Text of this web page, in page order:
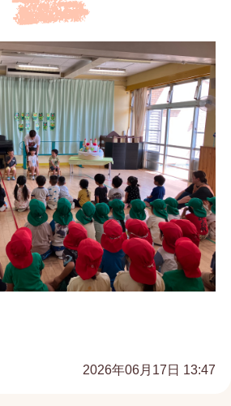
2026年06月17日 13:47